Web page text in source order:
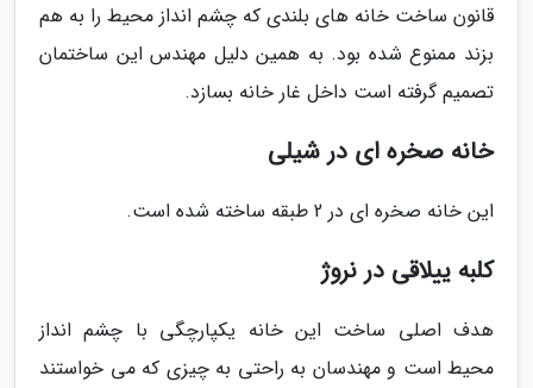
قانون ساخت خانه های بلندی که چشم انداز محیط را به هم
بزند ممنوع شده بود. به همین دلیل مهندس این ساختمان
تصمیم گرفته است داخل غار خانه بسازد.
خانه صخره ای در شیلی
این خانه صخره ای در 2 طبقه ساخته شده است.
کلبه ییلاقی در نروژ
هدف اصلی ساخت این خانه یکپارچگی با چشم انداز
محیط است و مهندسان به راحتی به چیزی که می خواستند